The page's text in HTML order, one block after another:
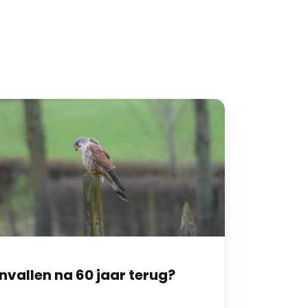
na 60 jaar terug?